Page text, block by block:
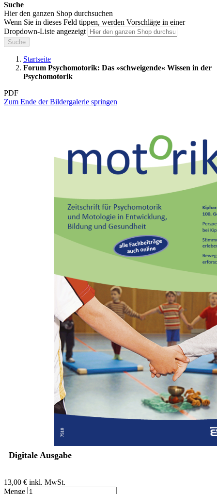
Suche
Hier den ganzen Shop durchsuchen
Wenn Sie in dieses Feld tippen, werden Vorschläge in einer
Dropdown-Liste angezeigt
Suche
Startseite
Forum Psychomotorik: Das »schweigende« Wissen in der
Psychomotorik
PDF
Zum Ende der Bildergalerie springen
Zum Anfang der Bildergalerie springen
Astrid Krus, Holger Jessel
Forum Psychomotorik: Das
»schweigende« Wissen in der
Psychomotorik
Digitale Ausgabe
13,00 € inkl. MwSt.
Menge